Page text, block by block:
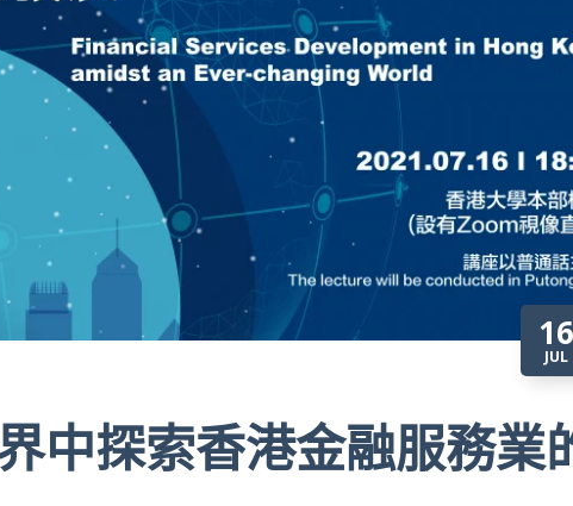
16
JUL
中探索香港金融服務業